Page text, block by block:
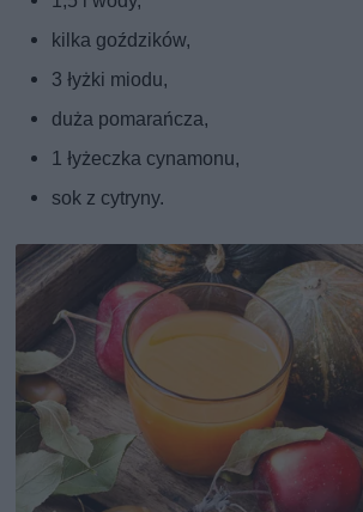
kilka goździków,
3 łyżki miodu,
duża pomarańcza,
1 łyżeczka cynamonu,
sok z cytryny.